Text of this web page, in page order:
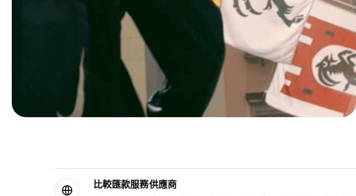
比較匯款服務供應商